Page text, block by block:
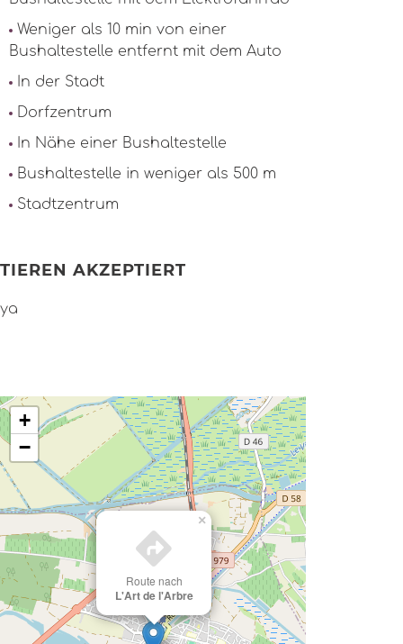
Weniger als 10 min von einer
Bushaltestelle entfernt mit dem Auto
In der Stadt
Dorfzentrum
In Nähe einer Bushaltestelle
Bushaltestelle in weniger als 500 m
Stadtzentrum
TIEREN AKZEPTIERT
ya
Route nach
L'Art de l'Arbre
×
+
−